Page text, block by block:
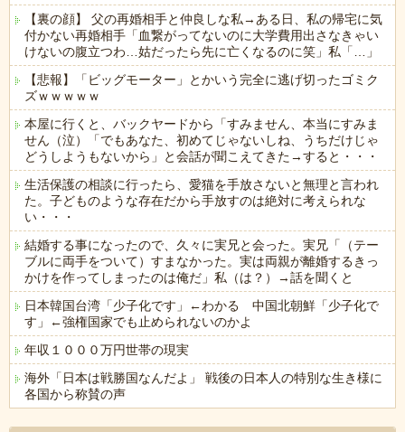
【裏の顔】 父の再婚相手と仲良しな私→ある日、私の帰宅に気
付かない再婚相手「血繋がってないのに大学費用出さなきゃい
けないの腹立つわ…姑だったら先に亡くなるのに笑」私「…」
【悲報】「ビッグモーター」とかいう完全に逃げ切ったゴミク
ズｗｗｗｗｗ
本屋に行くと、バックヤードから「すみません、本当にすみま
せん（泣）「でもあなた、初めてじゃないしね、うちだけじゃ
どうしようもないから」と会話が聞こえてきた→すると・・・
生活保護の相談に行ったら、愛猫を手放さないと無理と言われ
た。子どものような存在だから手放すのは絶対に考えられな
い・・・
結婚する事になったので、久々に実兄と会った。実兄「（テー
ブルに両手をついて）すまなかった。実は両親が離婚するきっ
かけを作ってしまったのは俺だ」私（は？）→話を聞くと
日本韓国台湾「少子化です」←わかる 中国北朝鮮「少子化で
す」←強権国家でも止められないのかよ
年収１０００万円世帯の現実
海外「日本は戦勝国なんだよ」 戦後の日本人の特別な生き様に
各国から称賛の声